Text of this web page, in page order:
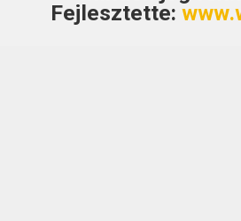
Fejlesztette: